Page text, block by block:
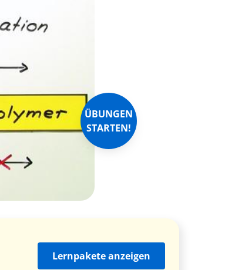
ÜBUNGEN
STARTEN!
Lernpakete anzeigen